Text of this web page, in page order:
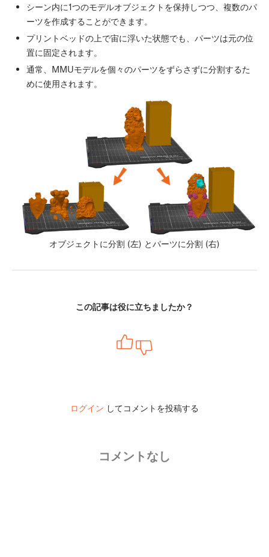
シーン内に1つのモデルオブジェクトを保持しつつ、複数のパ
ーツを作成することができます。
プリントベッドの上で宙に浮いた状態でも、パーツは元の位
置に固定されます。
通常、MMUモデルを個々のパーツをずらさずに分割するた
めに使用されます。
オブジェクトに分割 (左) とパーツに分割 (右)
この記事は役に立ちましたか？
ログイン してコメントを投稿する
コメントなし